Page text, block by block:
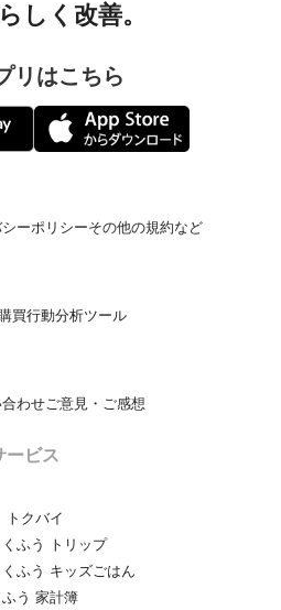
しく改善。
リはこちら
ーポリシーその他の規約など
買行動分析ツール
わせご意見・ご感想
ービス
トクバイ
ふう トリップ
ふう キッズごはん
う 家計簿